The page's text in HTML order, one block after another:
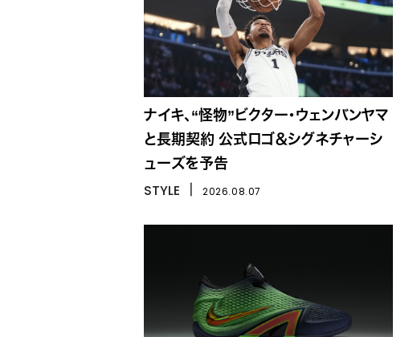
ナイキ、“怪物”ビクター・ウェンバンヤマ
と長期契約 公式ロゴ＆シグネチャーシ
ューズを予告
STYLE 2026.08.07